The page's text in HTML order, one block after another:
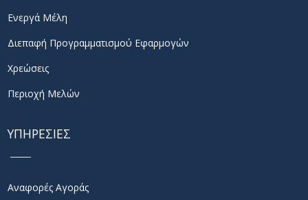
Ενεργά Μέλη
Διεπαφή Προγραμματισμού Εφαρμογών
Χρεώσεις
Περιοχή Μελών
ΥΠΗΡΕΣΙΕΣ
Αναφορές Αγοράς